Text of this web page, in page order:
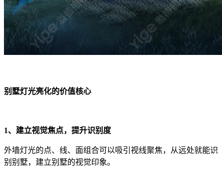
别墅灯光亮化的价值核心
1、建立视觉焦点，提升识别度
外墙灯光的点、线、面组合可以吸引视线聚焦，从远处就能识
别别墅，建立别墅的视觉印象。